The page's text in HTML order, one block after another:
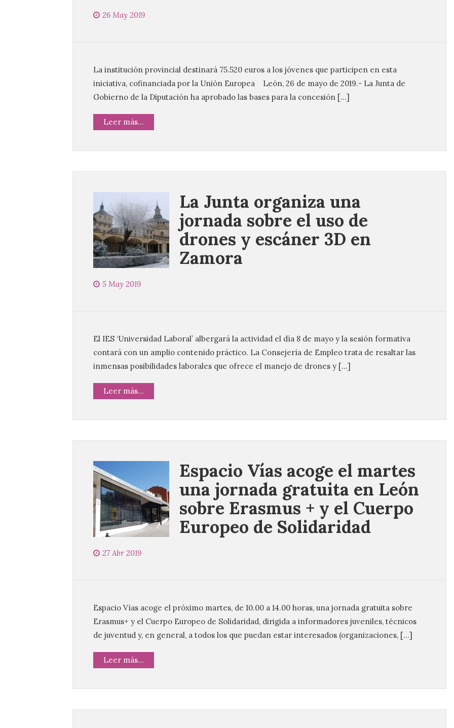
26 May 2019
La institución provincial destinará 75.520 euros a los jóvenes que participen en esta
iniciativa, cofinanciada por la Unión Europea León, 26 de mayo de 2019.- La Junta de
Gobierno de la Diputación ha aprobado las bases para la concesión […]
Leer más...
La Junta organiza una
jornada sobre el uso de
drones y escáner 3D en
Zamora
5 May 2019
El IES ‘Universidad Laboral’ albergará la actividad el día 8 de mayo y la sesión formativa
contará con un amplio contenido práctico. La Consejería de Empleo trata de resaltar las
inmensas posibilidades laborales que ofrece el manejo de drones y […]
Leer más...
Espacio Vías acoge el martes
una jornada gratuita en León
sobre Erasmus + y el Cuerpo
Europeo de Solidaridad
27 Abr 2019
Espacio Vías acoge el próximo martes, de 10.00 a 14.00 horas, una jornada gratuita sobre
Erasmus+ y el Cuerpo Europeo de Solidaridad, dirigida a informadores juveniles, técnicos
de juventud y, en general, a todos los que puedan estar interesados (organizaciones, […]
Leer más...